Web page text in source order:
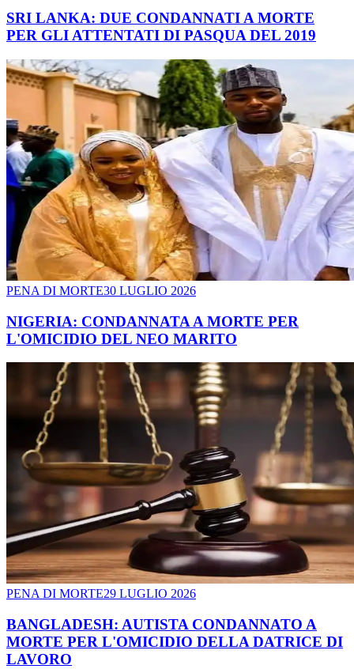
SRI LANKA: DUE CONDANNATI A MORTE
PER GLI ATTENTATI DI PASQUA DEL 2019
PENA DI MORTE30 LUGLIO 2026
NIGERIA: CONDANNATA A MORTE PER
L'OMICIDIO DEL NEO MARITO
PENA DI MORTE29 LUGLIO 2026
BANGLADESH: AUTISTA CONDANNATO A
MORTE PER L'OMICIDIO DELLA DATRICE DI
LAVORO